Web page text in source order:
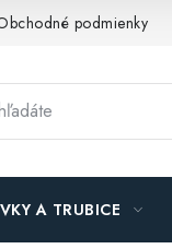
podmienky
A TRUBICE